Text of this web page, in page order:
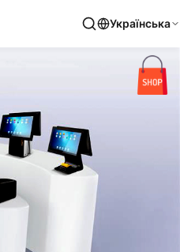
Українська